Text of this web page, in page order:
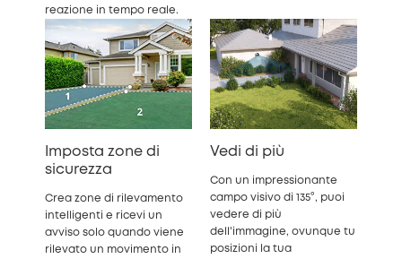
reazione in tempo reale.
Imposta zone di
sicurezza
Crea zone di rilevamento
intelligenti e ricevi un
avviso solo quando viene
rilevato un movimento in
Vedi di più
Con un impressionante
campo visivo di 135°, puoi
vedere di più
dell'immagine, ovunque tu
posizioni la tua